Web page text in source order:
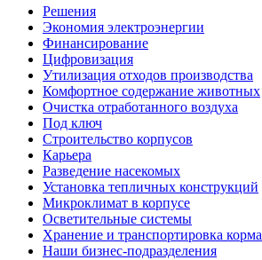
Решения
Экономия электроэнергии
Финансирование
Цифровизация
Утилизация отходов производства
Комфортное содержание животных
Очистка отработанного воздуха
Под ключ
Строительство корпусов
Карьера
Разведение насекомых
Установка тепличных конструкций
Микроклимат в корпусе
Осветительные системы
Хранение и транспортировка корма
Наши бизнес-подразделения